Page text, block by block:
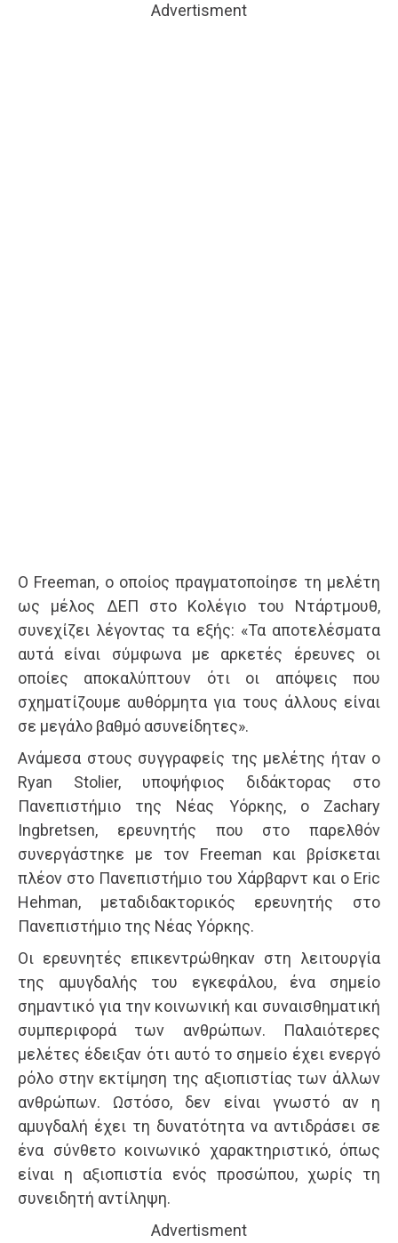
Advertisment
Ο Freeman, ο οποίος πραγματοποίησε τη μελέτη
ως μέλος ΔΕΠ στο Κολέγιο του Ντάρτμουθ,
συνεχίζει λέγοντας τα εξής: «Τα αποτελέσματα
αυτά είναι σύμφωνα με αρκετές έρευνες οι
οποίες αποκαλύπτουν ότι οι απόψεις που
σχηματίζουμε αυθόρμητα για τους άλλους είναι
σε μεγάλο βαθμό ασυνείδητες».
Ανάμεσα στους συγγραφείς της μελέτης ήταν ο
Ryan Stolier, υποψήφιος διδάκτορας στο
Πανεπιστήμιο της Νέας Υόρκης, ο Zachary
Ingbretsen, ερευνητής που στο παρελθόν
συνεργάστηκε με τον Freeman και βρίσκεται
πλέον στο Πανεπιστήμιο του Χάρβαρντ και ο Eric
Hehman, μεταδιδακτορικός ερευνητής στο
Πανεπιστήμιο της Νέας Υόρκης.
Οι ερευνητές επικεντρώθηκαν στη λειτουργία
της αμυγδαλής του εγκεφάλου, ένα σημείο
σημαντικό για την κοινωνική και συναισθηματική
συμπεριφορά των ανθρώπων. Παλαιότερες
μελέτες έδειξαν ότι αυτό το σημείο έχει ενεργό
ρόλο στην εκτίμηση της αξιοπιστίας των άλλων
ανθρώπων. Ωστόσο, δεν είναι γνωστό αν η
αμυγδαλή έχει τη δυνατότητα να αντιδράσει σε
ένα σύνθετο κοινωνικό χαρακτηριστικό, όπως
είναι η αξιοπιστία ενός προσώπου, χωρίς τη
συνειδητή αντίληψη.
Advertisment